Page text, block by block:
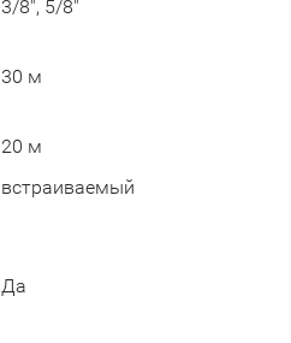
3/8", 5/8"
30 м
20 м
встраиваемый
Да